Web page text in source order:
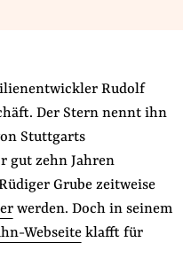
Rudolf
Der Stern nennt ihn
Stuttgarts
gut zehn Jahren
Grube zeitweise
werden. Doch in seinem
Webseiteklafft für